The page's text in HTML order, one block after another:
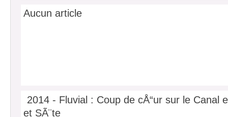
Aucun article
2014 - Fluvial : Coup de cÅ“ur sur le Canal
et SÃ¨te